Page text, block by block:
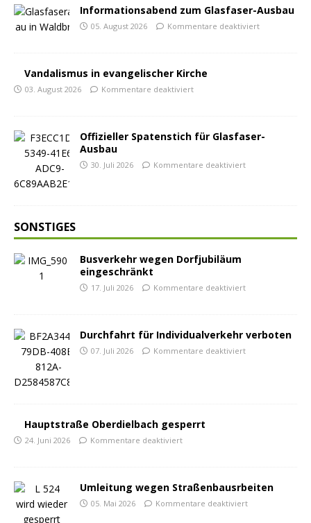
Informationsabend zum Glasfaser-Ausbau
05. August 2026 Kommentare deaktiviert
Vandalismus in evangelischer Kirche
03. August 2026 Kommentare deaktiviert
Offizieller Spatenstich für Glasfaser-
Ausbau
30. Juli 2026 Kommentare deaktiviert
SONSTIGES
Busverkehr wegen Dorfjubiläum
eingeschränkt
17. Juli 2026 Kommentare deaktiviert
Durchfahrt für Individualverkehr verboten
07. Juli 2026 Kommentare deaktiviert
Hauptstraße Oberdielbach gesperrt
24. Juni 2026 Kommentare deaktiviert
Umleitung wegen Straßenbausrbeiten
05. Mai 2026 Kommentare deaktiviert